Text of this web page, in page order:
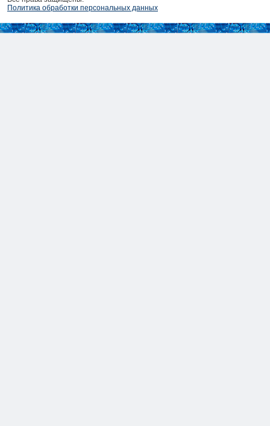
Политика обработки персональных данных